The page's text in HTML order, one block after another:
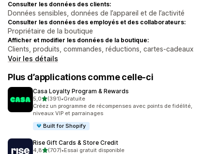
Consulter les données des clients:
Données sensibles, données de l’appareil et de l’activité
Consulter les données des employés et des collaborateurs:
Propriétaire de la boutique
Afficher et modifier les données de la boutique:
Clients, produits, commandes, réductions, cartes-cadeaux
Voir les détails
Plus d’applications comme celle-ci
Casa Loyalty Program & Rewards
5,0étoile(s) sur 5
(391)
391 avis au total
•Gratuite
Créez un programme de récompenses avec points de fidélité,
niveaux VIP et parrainages
Built for Shopify
Rise Gift Cards & Store Credit
4,8étoile(s) sur 5
(707)•Essai gratuit disponible